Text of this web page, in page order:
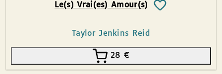
Le(s) Vrai(es) Amour(s)
Taylor Jenkins Reid
28 €